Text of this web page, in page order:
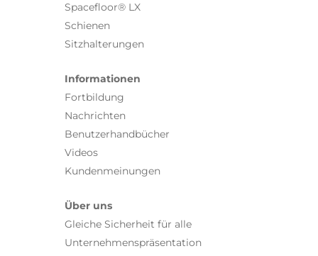
Spacefloor® LX
Schienen
Sitzhalterungen
Informationen
Fortbildung
Nachrichten
Benutzerhandbücher
Videos
Kundenmeinungen
Über uns
Gleiche Sicherheit für alle
Unternehmenspräsentation